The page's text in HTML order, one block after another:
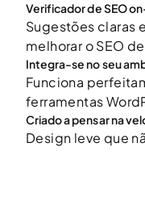
Verificador de SEO
Sugestões claras
melhorar o SEO
Integra-se no seu
Funciona
ferramentas
Criado a pensar na
Design leve que